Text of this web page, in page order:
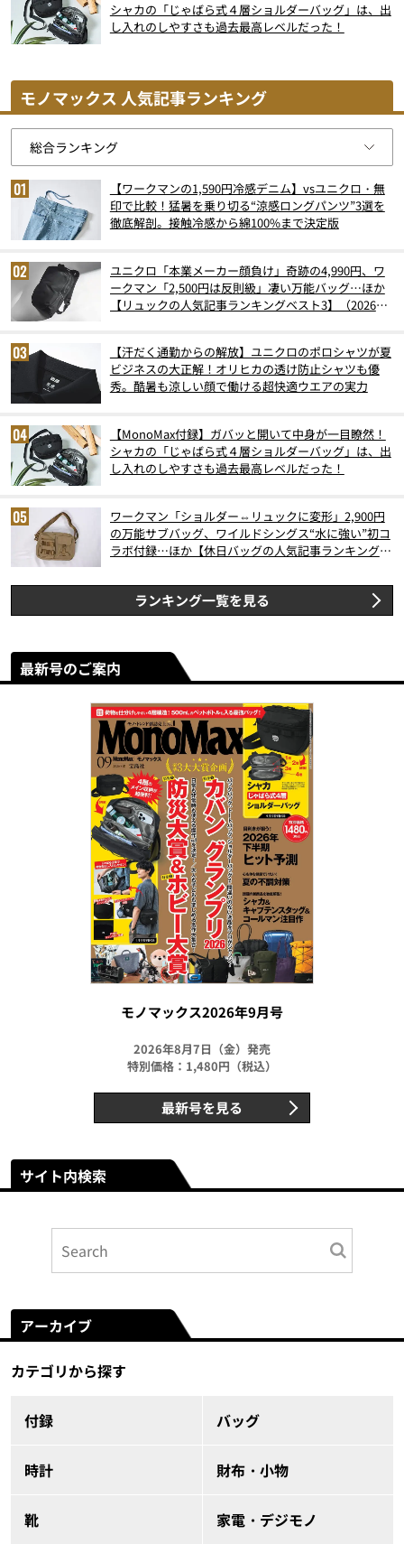
シャカの「じゃばら式４層ショルダーバッグ」は、出
し入れのしやすさも過去最高レベルだった！
モノマックス 人気記事ランキング
【ワークマンの1,590円冷感デニム】vsユニクロ・無
印で比較！猛暑を乗り切る“涼感ロングパンツ”3選を
徹底解剖。接触冷感から綿100%まで決定版
ユニクロ「本業メーカー顔負け」奇跡の4,990円、ワ
ークマン「2,500円は反則級」凄い万能バッグ…ほか
【リュックの人気記事ランキングベスト3】（2026年
【汗だく通勤からの解放】ユニクロのポロシャツが夏
ビジネスの大正解！オリヒカの透け防止シャツも優
秀。酷暑も涼しい顔で働ける超快適ウエアの実力
【MonoMax付録】ガバッと開いて中身が一目瞭然！
シャカの「じゃばら式４層ショルダーバッグ」は、出
し入れのしやすさも過去最高レベルだった！
ワークマン「ショルダー⇔リュックに変形」2,900円
の万能サブバッグ、ワイルドシングス“水に強い”初コ
ラボ付録…ほか【休日バッグの人気記事ランキングベ
ランキング一覧を見る
最新号のご案内
モノマックス2026年9月号
2026年8月7日（金）発売
特別価格：1,480円（税込）
最新号を見る
サイト内検索
アーカイブ
カテゴリから探す
付録 バッグ
時計 財布・小物
靴 家電・デジモノ